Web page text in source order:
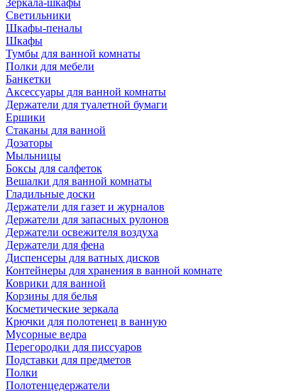
Зеркала-шкафы
Светильники
Шкафы-пеналы
Шкафы
Тумбы для ванной комнаты
Полки для мебели
Банкетки
Аксессуары для ванной комнаты
Держатели для туалетной бумаги
Ершики
Стаканы для ванной
Дозаторы
Мыльницы
Боксы для салфеток
Вешалки для ванной комнаты
Гладильные доски
Держатели для газет и журналов
Держатели для запасных рулонов
Держатели освежителя воздуха
Держатели для фена
Диспенсеры для ватных дисков
Контейнеры для хранения в ванной комнате
Коврики для ванной
Корзины для белья
Косметические зеркала
Крючки для полотенец в ванную
Мусорные ведра
Перегородки для писсуаров
Подставки для предметов
Полки
Полотенцедержатели